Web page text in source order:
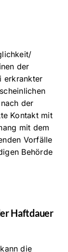
der
erkrankter
der
Kontakt mit
mit dem
Vorfälle
Behörde
Haftdauer
die